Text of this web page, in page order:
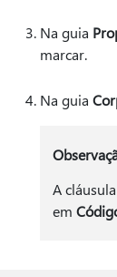
Na guia
marcar.
Na guia
A
em